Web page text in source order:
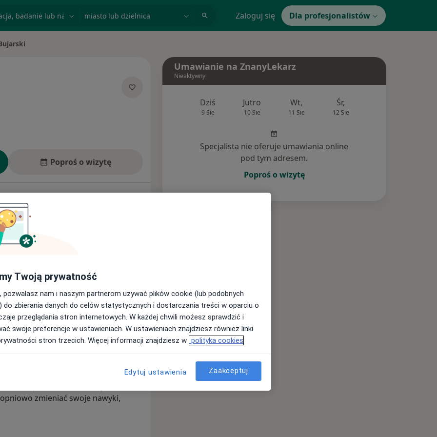
Zaloguj się Dla profesjonalistów
Poproś o wizytę
behawioralnym.
magisterskich na
również studia podyplomowe z
Medyczny w Gdańsku) oraz
osób dorosłych. Od 2016 roku
w Słupsku, gdzie
konsultacji oraz szeroko
młodzieży oraz ich rodziców.
odpowiedzialności, by w
zmieniać swoje nawyki,
Umawianie na ZnanyLekarz
Nieaktywny
Dziś
9 Sie
Jutro
10 Sie
Wt,
11 Sie
Śr,
12 Sie
Specjalista nie oferuje umawiania online
pod tym adresem.
Poproś o wizytę
Twoją prywatność
pozwalasz nam i naszym partnerom używać plików cookie (lub podobnych
do zbierania danych do celów statystycznych i dostarczania treści w oparciu o
przeglądania stron internetowych. W każdej chwili możesz sprawdzić i
swoje preferencje w ustawieniach. W ustawieniach znajdziesz również linki
stron trzecich. Więcej informacji znajdziesz w polityka cookies
Edytuj ustawienia Zaakceptuj